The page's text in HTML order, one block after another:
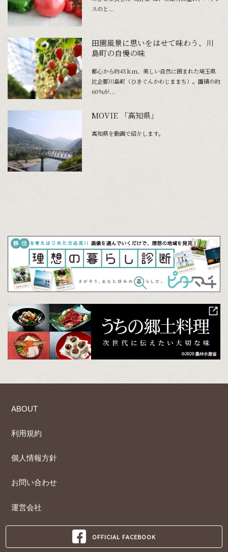
スのと...
田園風景に思いをはせて味わう、川
島町の自慢の味
都心から約45ｋｍ、美しい自然に囲まれた埼玉県
比企郡川島町（ひきぐんかわじままち）。面積の約
60％が...
MOVIE 「高知県」
高知県を動画で紹介します。
ABOUT
利用規約
個人情報方針
お問い合わせ
運営会社
OFFICIAL FACEBOOK